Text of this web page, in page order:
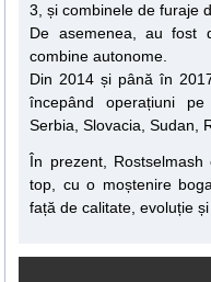
3, și combinele de furaje
De asemenea, au fost
combine autonome.
Din 2014 și până în
începând operațiuni
Serbia, Slovacia, Sudan,
În prezent,
top, cu o moștenire
față de calitate, evoluție